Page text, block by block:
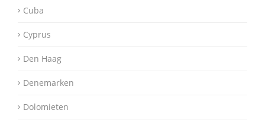
Cuba
Cyprus
Den Haag
Denemarken
Dolomieten